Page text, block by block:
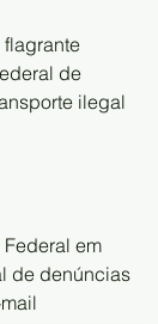
flagrante
de
ilegal
em
de denúncias